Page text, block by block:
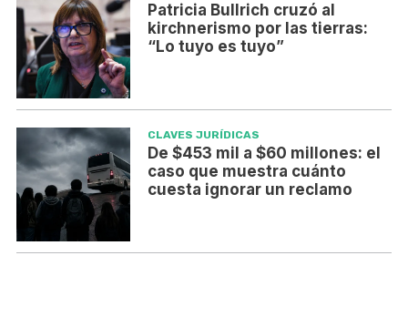
Patricia Bullrich cruzó al
kirchnerismo por las tierras:
“Lo tuyo es tuyo”
CLAVES JURÍDICAS
De $453 mil a $60 millones: el
caso que muestra cuánto
cuesta ignorar un reclamo